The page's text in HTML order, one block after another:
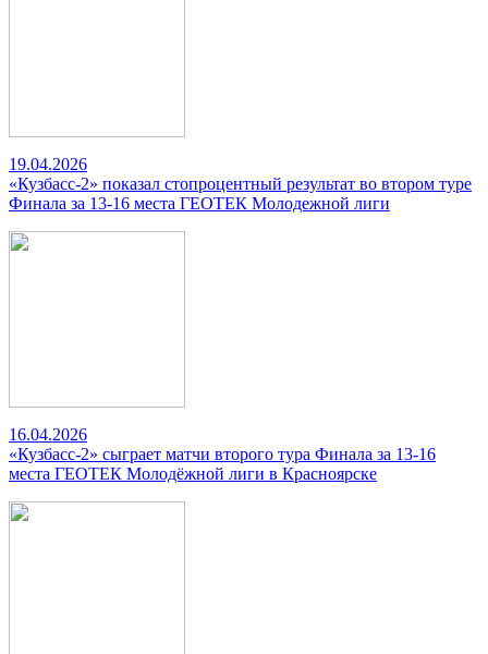
19.04.2026
«Кузбасс-2» показал стопроцентный результат во втором туре
Финала за 13-16 места ГЕОТЕК Молодежной лиги
16.04.2026
«Кузбасс-2» сыграет матчи второго тура Финала за 13-16
места ГЕОТЕК Молодёжной лиги в Красноярске